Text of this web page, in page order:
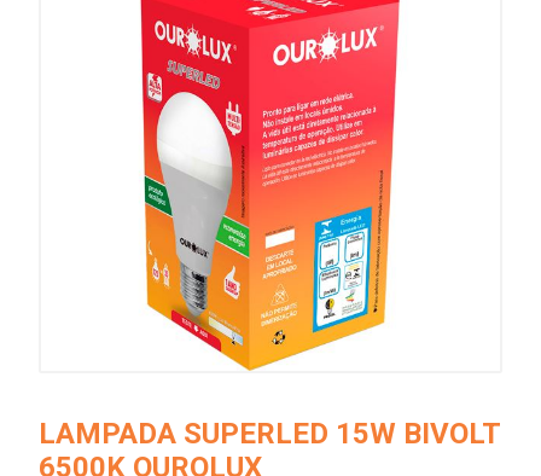
LAMPADA SUPERLED 15W BIVOLT
6500K OUROLUX